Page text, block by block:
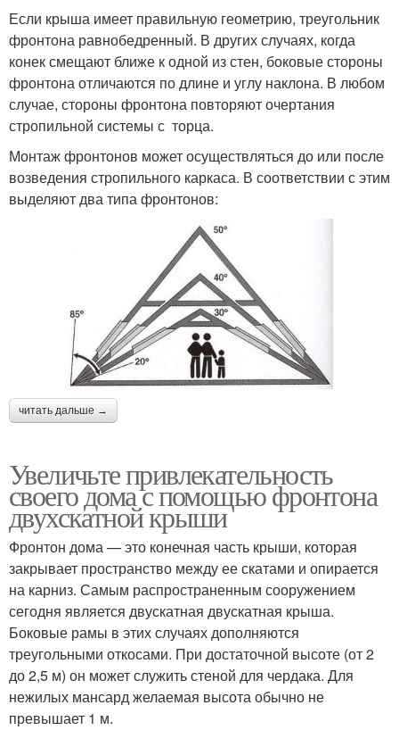
Если крыша имеет правильную геометрию, треугольник
фронтона равнобедренный. В других случаях, когда
конек смещают ближе к одной из стен, боковые стороны
фронтона отличаются по длине и углу наклона. В любом
случае, стороны фронтона повторяют очертания
стропильной системы с торца.
Монтаж фронтонов может осуществляться до или после
возведения стропильного каркаса. В соответствии с этим
выделяют два типа фронтонов:
читать дальше →
Увеличьте привлекательность
своего дома с помощью фронтона
двухскатной крыши
Фронтон дома — это конечная часть крыши, которая
закрывает пространство между ее скатами и опирается
на карниз. Самым распространенным сооружением
сегодня является двускатная двускатная крыша.
Боковые рамы в этих случаях дополняются
треугольными откосами. При достаточной высоте (от 2
до 2,5 м) он может служить стеной для чердака. Для
нежилых мансард желаемая высота обычно не
превышает 1 м.